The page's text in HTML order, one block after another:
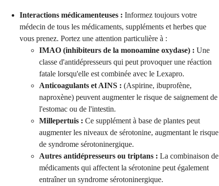
Interactions médicamenteuses : Informez toujours votre
médecin de tous les médicaments, suppléments et herbes que
vous prenez. Portez une attention particulière à :
IMAO (inhibiteurs de la monoamine oxydase) : Une
classe d'antidépresseurs qui peut provoquer une réaction
fatale lorsqu'elle est combinée avec le Lexapro.
Anticoagulants et AINS : (Aspirine, ibuprofène,
naproxène) peuvent augmenter le risque de saignement de
l'estomac ou de l'intestin.
Millepertuis : Ce supplément à base de plantes peut
augmenter les niveaux de sérotonine, augmentant le risque
de syndrome sérotoninergique.
Autres antidépresseurs ou triptans : La combinaison de
médicaments qui affectent la sérotonine peut également
entraîner un syndrome sérotoninergique.